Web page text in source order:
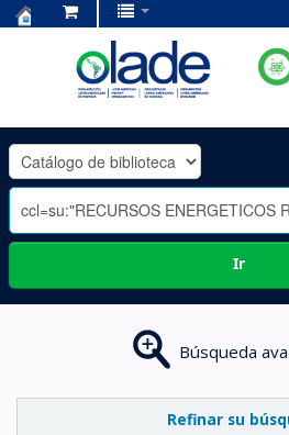
OLADE
-
Ir
Búsqueda
Refinar su